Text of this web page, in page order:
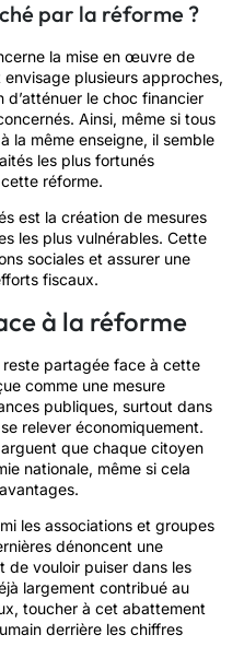
par la réforme ?
la mise en œuvre de
plusieurs approches,
le choc financier
Ainsi, même si tous
la même enseigne, il semble
les plus fortunés
réforme.
est la création de mesures
les plus vulnérables. Cette
sociales et assurer une
fiscaux.
à la réforme
reste partagée face à cette
comme une mesure
publiques, surtout dans
relever économiquement.
que chaque citoyen
nationale, même si cela
les associations et groupes
dénoncent une
de vouloir puiser dans les
largement contribué au
toucher à cet abattement
derrière les chiffres